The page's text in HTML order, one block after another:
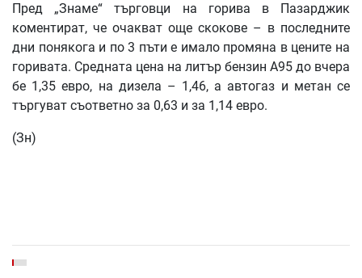
Пред „Знаме“ търговци на горива в Пазарджик
коментират, че очакват още скокове – в последните
дни понякога и по 3 пъти е имало промяна в цените на
горивата. Средната цена на литър бензин А95 до вчера
бе 1,35 евро, на дизела – 1,46, а автогаз и метан се
търгуват съответно за 0,63 и за 1,14 евро.
(Зн)